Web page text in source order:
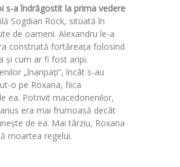
s-a îndrăgostit la prima vedere
Sogdian Rock, situată în
de oameni. Alexandru le-a
construită fortăreața folosind
și cum ar fi fost aripi.
„înaripați”, încât s-au
o pe Roxana, fiica
ea. Potrivit macedonenilor,
era mai frumoasă decât
de ea. Mai târziu, Roxana
moartea regelui.